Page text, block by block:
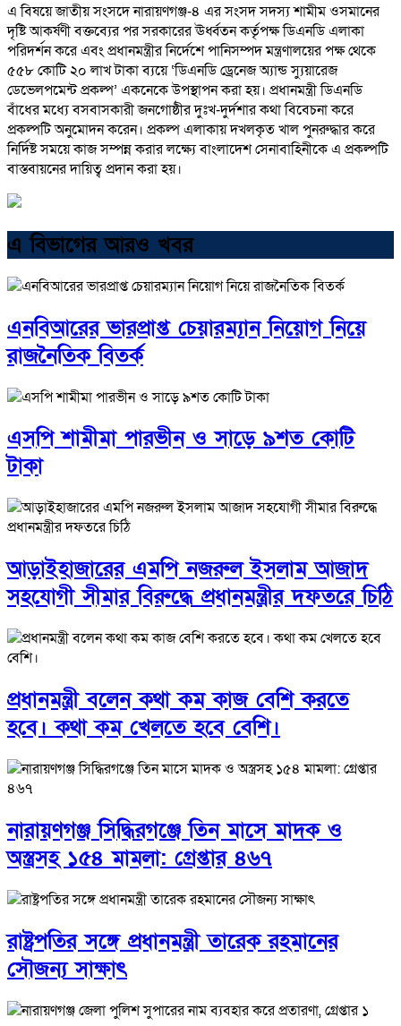
এ বিষয়ে জাতীয় সংসদে নারায়ণগঞ্জ-৪ এর সংসদ সদস্য শামীম ওসমানের
দৃষ্টি আকর্ষণী বক্তব্যের পর সরকারের ঊর্ধ্বতন কর্তৃপক্ষ ডিএনডি এলাকা
পরিদর্শন করে এবং প্রধানমন্ত্রীর নির্দেশে পানিসম্পদ মন্ত্রণালয়ের পক্ষ থেকে
৫৫৮ কোটি ২০ লাখ টাকা ব্যয়ে ‘ডিএনডি ড্রেনেজ অ্যান্ড স্যুয়ারেজ
ডেভেলপমেন্ট প্রকল্প’ একনেকে উপস্থাপন করা হয়। প্রধানমন্ত্রী ডিএনডি
বাঁধের মধ্যে বসবাসকারী জনগোষ্ঠীর দুঃখ-দুর্দশার কথা বিবেচনা করে
প্রকল্পটি অনুমোদন করেন। প্রকল্প এলাকায় দখলকৃত খাল পুনরুদ্ধার করে
নির্দিষ্ট সময়ে কাজ সম্পন্ন করার লক্ষ্যে বাংলাদেশ সেনাবাহিনীকে এ প্রকল্পটি
বাস্তবায়নের দায়িত্ব প্রদান করা হয়।
এ বিভাগের আরও খবর
এনবিআরের ভারপ্রাপ্ত চেয়ারম্যান নিয়োগ নিয়ে
রাজনৈতিক বিতর্ক
এসপি শামীমা পারভীন ও সাড়ে ৯শত কোটি
টাকা
আড়াইহাজারের এমপি নজরুল ইসলাম আজাদ
সহযোগী সীমার বিরুদ্ধে প্রধানমন্ত্রীর দফতরে চিঠি
প্রধানমন্ত্রী বলেন কথা কম কাজ বেশি করতে
হবে। কথা কম খেলতে হবে বেশি।
নারায়ণগঞ্জ সিদ্ধিরগঞ্জে তিন মাসে মাদক ও
অস্ত্রসহ ১৫৪ মামলা: গ্রেপ্তার ৪৬৭
রাষ্ট্রপতির সঙ্গে প্রধানমন্ত্রী তারেক রহমানের
সৌজন্য সাক্ষাৎ